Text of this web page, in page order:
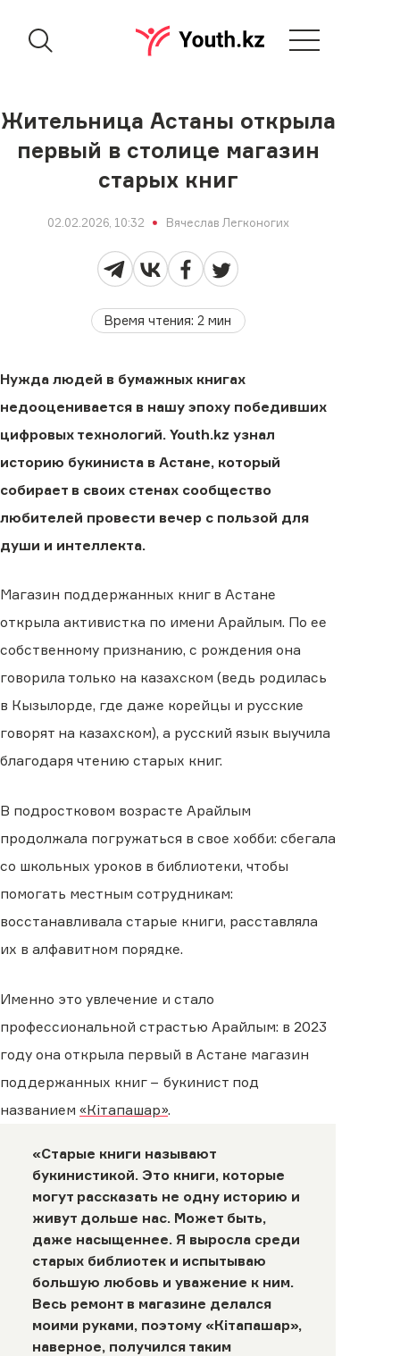
Жительница Астаны открыла
первый в столице магазин
старых книг
02.02.2026, 10:32 Вячеслав Легконогих
Время чтения:2 мин
Нужда людей в бумажных книгах
недооценивается в нашу эпоху победивших
цифровых технологий. Youth.kz узнал
историю букиниста в Астане, который
собирает в своих стенах сообщество
любителей провести вечер с пользой для
души и интеллекта.
Магазин поддержанных книг в Астане
открыла активистка по имени Арайлым. По ее
собственному признанию, с рождения она
говорила только на казахском (ведь родилась
в Кызылорде, где даже корейцы и русские
говорят на казахском), а русский язык выучила
благодаря чтению старых книг.
В подростковом возрасте Арайлым
продолжала погружаться в свое хобби: сбегала
со школьных уроков в библиотеки, чтобы
помогать местным сотрудникам:
восстанавливала старые книги, расставляла
их в алфавитном порядке.
Именно это увлечение и стало
профессиональной страстью Арайлым: в 2023
году она открыла первый в Астане магазин
поддержанных книг − букинист под
названием «Кiтапашар».
«Старые книги называют
букинистикой. Это книги, которые
могут рассказать не одну историю и
живут дольше нас. Может быть,
даже насыщеннее. Я выросла среди
старых библиотек и испытываю
большую любовь и уважение к ним.
Весь ремонт в магазине делался
моими руками, поэтому «Кiтапашар»,
наверное, получился таким